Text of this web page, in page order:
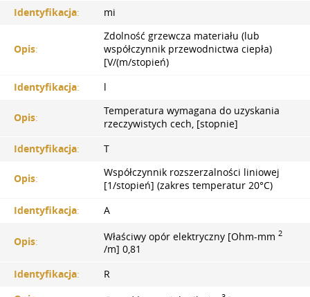
Identyfikacja: mi
Opis:
Zdolność grzewcza materiału (lub
współczynnik przewodnictwa ciepła)
[V/(m/stopień)
Identyfikacja: l
Opis:
Temperatura wymagana do uzyskania
rzeczywistych cech, [stopnie]
Identyfikacja: T
Opis:
Współczynnik rozszerzalności liniowej
[1/stopień] (zakres temperatur 20°С)
Identyfikacja: A
Opis: Właściwy opór elektryczny [Ohm-mm 2
/m] 0,81
Identyfikacja:
R